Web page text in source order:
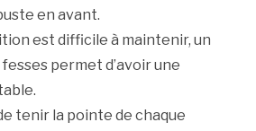
en avant.
est difficile à maintenir, un
permet d’avoir une
tenir la pointe de chaque